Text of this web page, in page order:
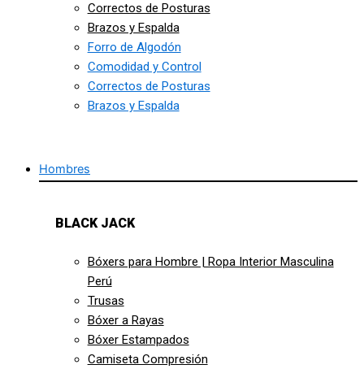
Correctos de Posturas
Brazos y Espalda
Forro de Algodón
Comodidad y Control
Correctos de Posturas
Brazos y Espalda
Hombres
BLACK JACK
Bóxers para Hombre | Ropa Interior Masculina
Perú
Trusas
Bóxer a Rayas
Bóxer Estampados
Camiseta Compresión